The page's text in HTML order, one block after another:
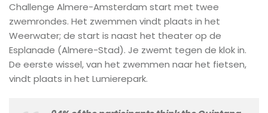
Challenge Almere-Amsterdam start met twee
zwemrondes. Het zwemmen vindt plaats in het
Weerwater; de start is naast het theater op de
Esplanade (Almere-Stad). Je zwemt tegen de klok in.
De eerste wissel, van het zwemmen naar het fietsen,
vindt plaats in het Lumierepark.